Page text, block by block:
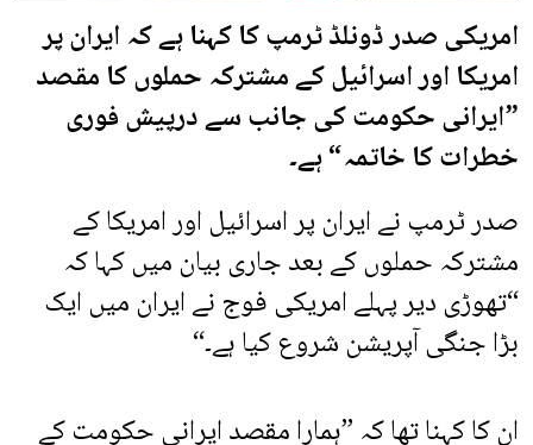
امریکی صدر ڈونلڈ ٹرمپ کا کہنا ہے کہ ایران پر
امریکا اور اسرائیل کے مشترکہ حملوں کا مقصد
”ایرانی حکومت کی جانب سے درپیش فوری
خطرات کا خاتمہ“ ہے۔
صدر ٹرمپ نے ایران پر اسرائیل اور امریکا کے
مشترکہ حملوں کے بعد جاری بیان میں کہا کہ
“تھوڑی دیر پہلے امریکی فوج نے ایران میں ایک
بڑا جنگی آپریشن شروع کیا ہے۔“
ان کا کہنا تھا کہ ”ہمارا مقصد ایرانی حکومت کے